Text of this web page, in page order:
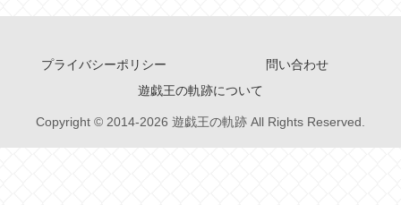
プライバシーポリシー
問い合わせ
遊戯王の軌跡について
Copyright © 2014-2026 遊戯王の軌跡 All Rights Reserved.